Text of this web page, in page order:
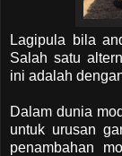
Lagipula bila
Salah satu
ini adalah
Dalam dunia
untuk urusan
penambahan